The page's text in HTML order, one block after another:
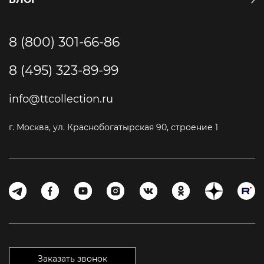
8 (800) 301-66-86
8 (495) 323-89-99
info@ttcollection.ru
г. Москва, ул. Краснобогатырская 90, строение 1
Заказать звонок